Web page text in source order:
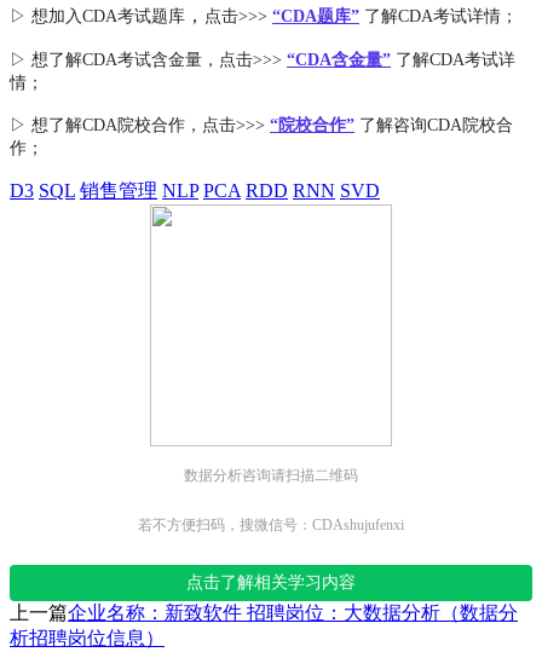
▷ 想加入 CDA考试题库 ， 点击>>> “CDA题库” 了解CDA考试详情；
▷ 想了解CDA考试含金量 ，点击>>> “CDA含金量” 了解CDA考试详
情；
▷ 想了解CDA 院校合作 ，点击>>> “院校合作” 了解咨询CDA院校合
作；
D3 SQL 销售管理 NLP PCA RDD RNN SVD
数据分析咨询请扫描二维码
若不方便扫码，搜微信号：CDAshujufenxi
点击了解相关学习内容
上一篇企业名称：新致软件 招聘岗位：大数据分析（数据分
析招聘岗位信息）